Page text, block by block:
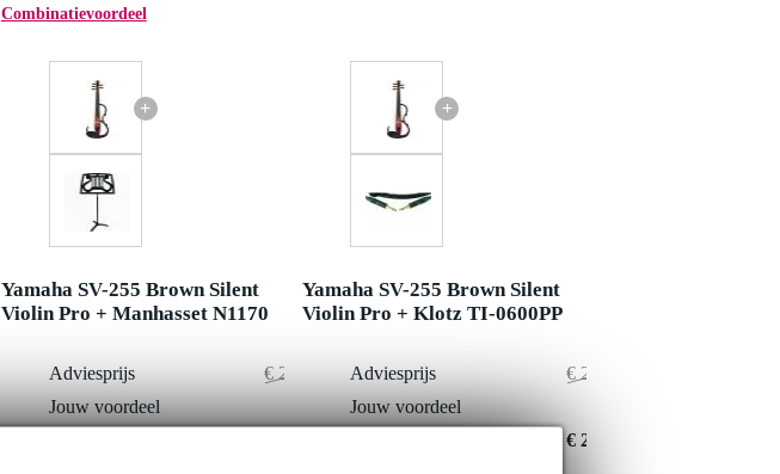
Combinatievoordeel
+
Yamaha SV-255 Brown Silent
Violin Pro + Manhasset N1170
Adviesprijs
€ 2.399,-
Jouw voordeel
€ 26,-
+
Yamaha SV-255 Brown Silent
Violin Pro + Klotz TI-0600PP
Adviesprijs
€ 2.166,-
Jouw voordeel
€ 2.161,-